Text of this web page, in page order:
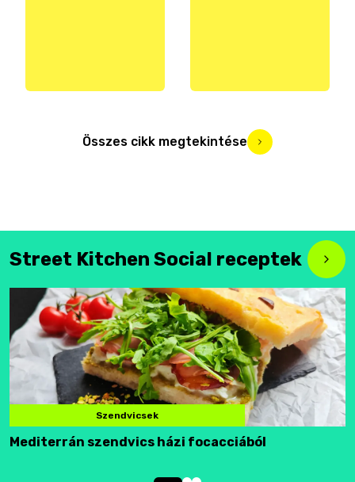
Összes cikk megtekintése
Street Kitchen Social receptek
Szendvicsek
Mediterrán szendvics házi focacciából